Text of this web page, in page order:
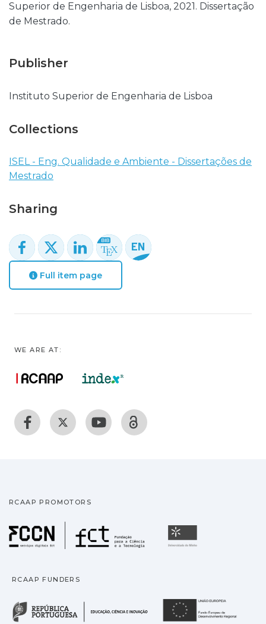
Superior de Engenharia de Lisboa, 2021. Dissertação
de Mestrado.
Publisher
Instituto Superior de Engenharia de Lisboa
Collections
ISEL - Eng. Qualidade e Ambiente - Dissertações de
Mestrado
Sharing
Full item page
WE ARE AT:
RCAAP PROMOTORS
Fundação para a
RCAAP FUNDERS
República Portuguesa